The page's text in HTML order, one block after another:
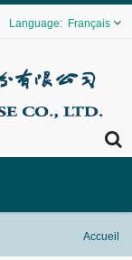
Français
Accueil